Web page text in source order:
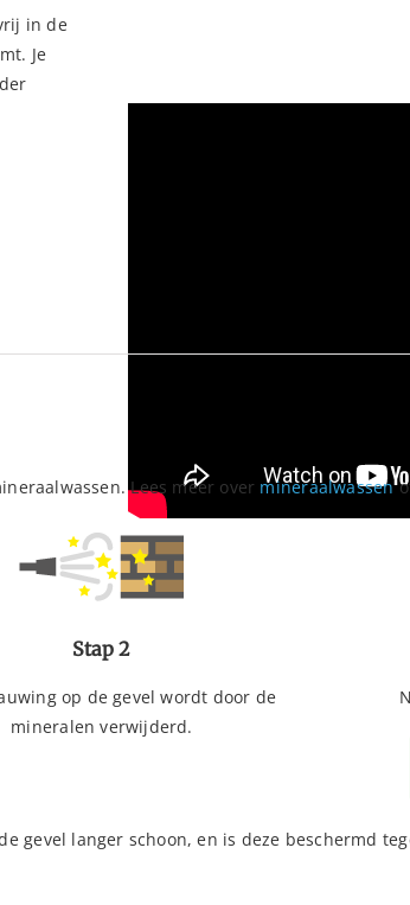
in de
Je
Lees meer over mineraalwassen
Stap 2
op de gevel wordt door de
mineralen verwijderd.
gevel langer schoon, en is deze beschermd